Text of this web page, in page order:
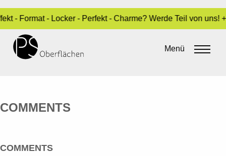
- Format - Locker - Perfekt - Charme? Werde Teil von
Menü
BERROCAL, MIGUEL
Sara Dari•16. August 2023
COMMENTS
COMMENTS